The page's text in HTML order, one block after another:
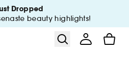
Dropped
beauty highlights!